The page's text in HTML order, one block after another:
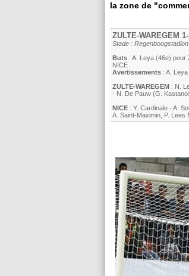
la zone de
ZULTE-WAREGEM
Stade :
Buts : A. Leya (46e) pour
NICE
Avertissements : A. Leya
ZULTE-WAREGEM : N.
- N. De Pauw (G.
NICE : Y. Cardinale - A.
A. Saint-Maximin P. Lees